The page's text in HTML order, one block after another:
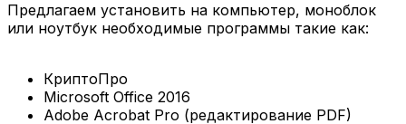
Предлагаем установить на компьютер, моноблок
или ноутбук необходимые программы такие как:
КриптоПро
Microsoft Office 2016
Adobe Acrobat Pro (редактирование PDF)